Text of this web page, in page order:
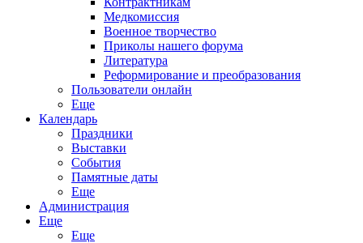
Медкомиссия
Военное творчество
Приколы нашего форума
Литература
Реформирование и преобразования
Пользователи онлайн
Еще
Календарь
Праздники
Выставки
События
Памятные даты
Еще
Администрация
Еще
Еще